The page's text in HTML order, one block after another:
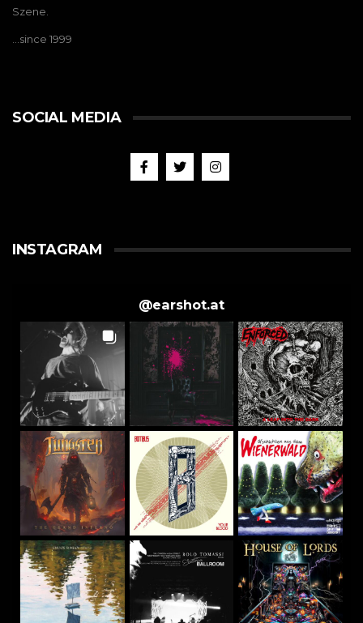
Szene.
…since 1999
SOCIAL MEDIA
INSTAGRAM
@earshot.at